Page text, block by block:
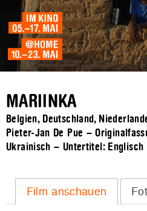
MARIINKA
Belgien, Deutschland,
Pieter-Jan De Pue –
Ukrainisch – Untertitel: Englisch
Film anschauen